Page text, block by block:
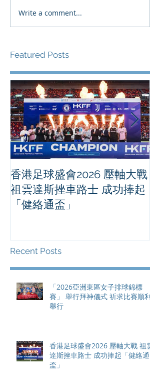
Write a comment...
Featured Posts
香港足球盛會2026 壓軸大戰
祖雲達斯挫車路士 成功捧起
「健絡通盃」
Recent Posts
「2026亞洲東區女子排球錦標
賽」 舉行拜神儀式 祈求比賽順利
舉行
香港足球盛會2026 壓軸大戰 祖雲
達斯挫車路士 成功捧起「健絡通
盃」